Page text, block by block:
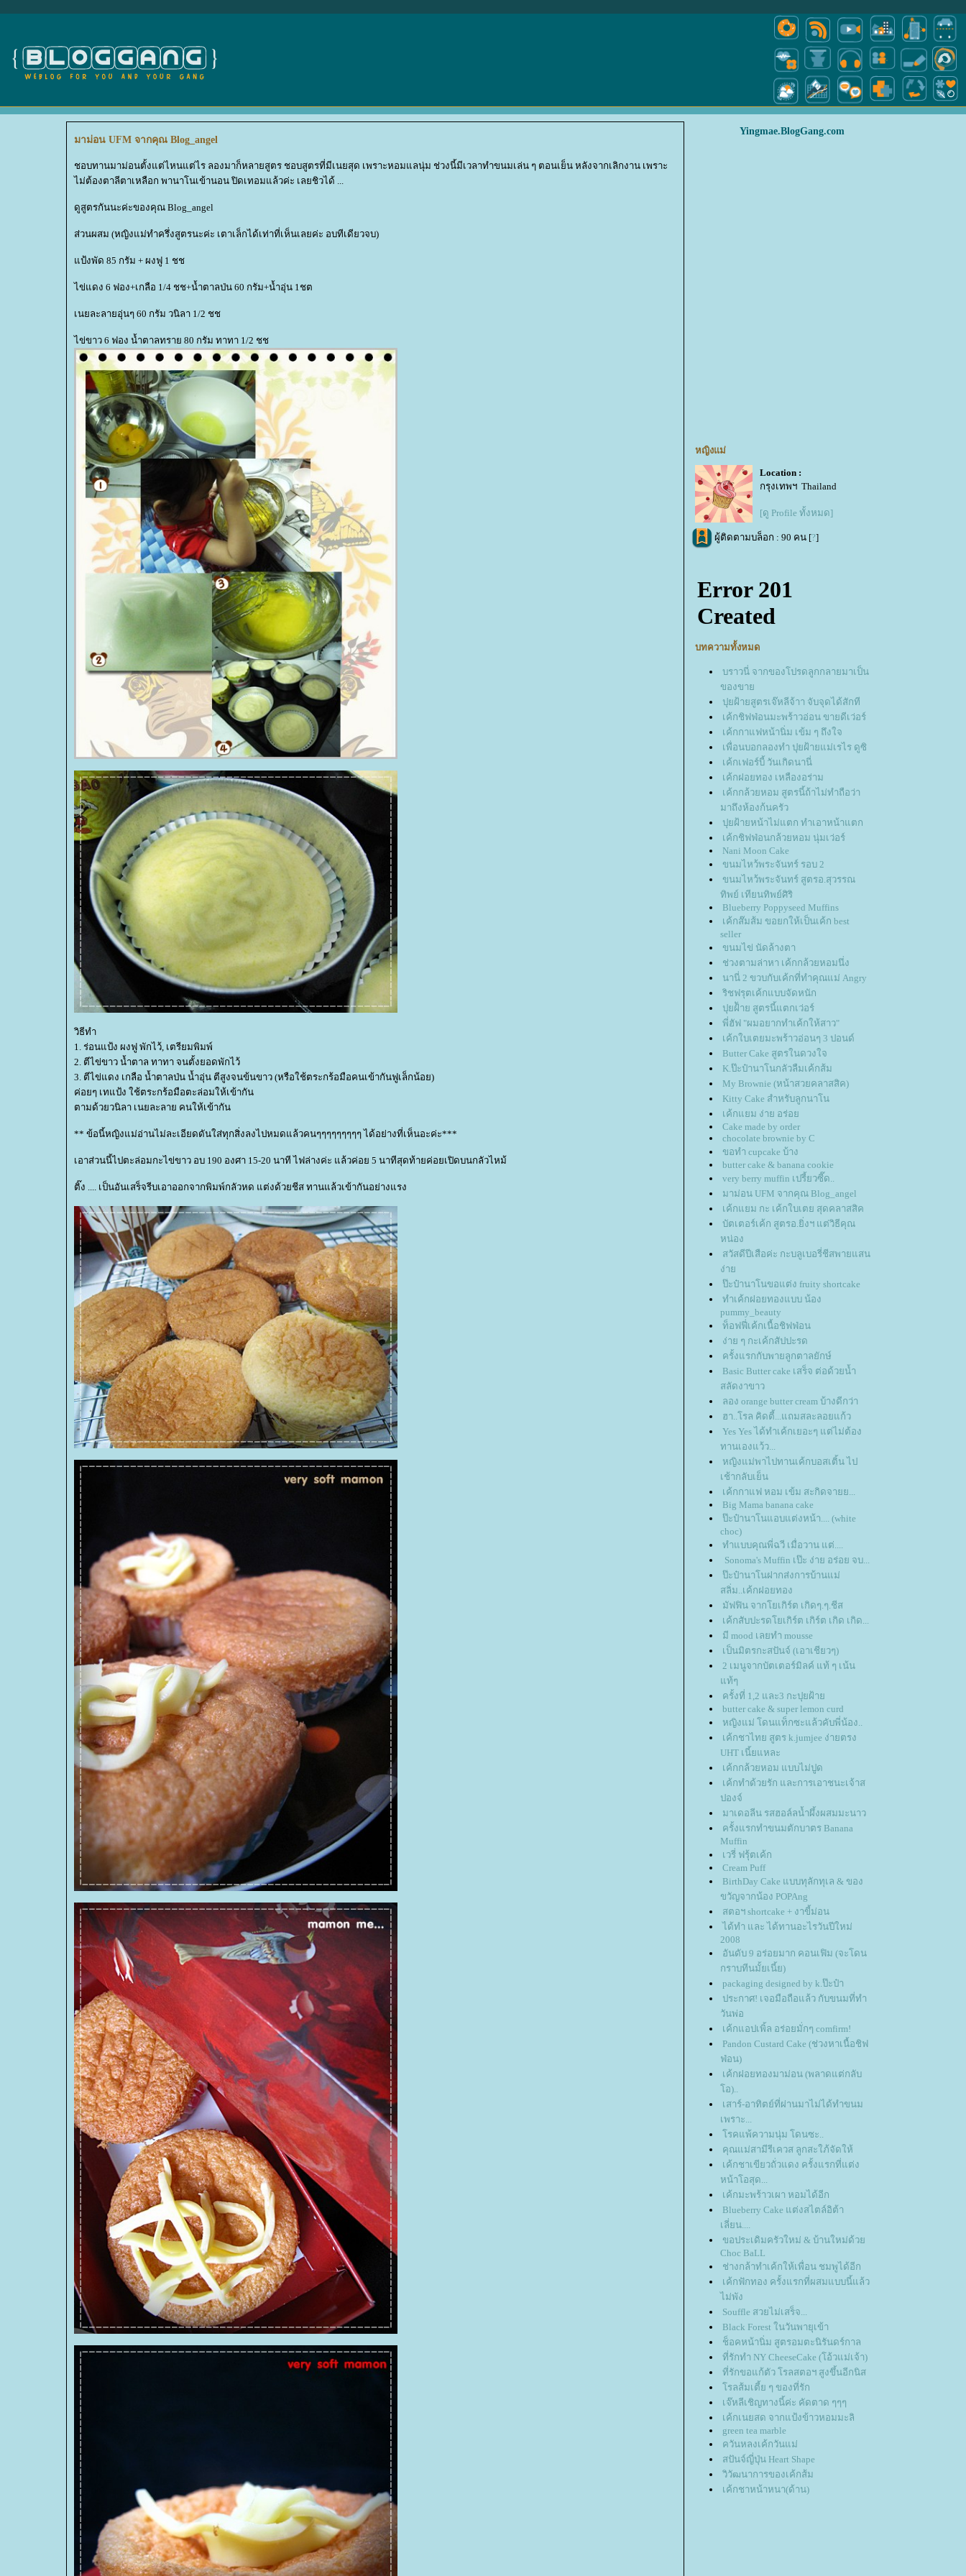
มาม่อน UFM จากคุณ Blog_angel
ชอบทานมาม่อนตั้งแต่ไหนแต่ไร ลองมาก็หลายสูตร ชอบสูตรที่มีเนยสุด เพราะหอมแลนุ่ม ช่วงนี้มีเวลาทำขนมเล่น ๆ ตอนเย็น หลังจากเลิกงาน เพราะ
ไม่ต้องตาลีตาเหลือก พานาโนเข้านอน ปิดเทอมแล้วค่ะ เลยชิวได้ ...
ดูสูตรกันนะค่ะของคุณ Blog_angel
ส่วนผสม (หญิงแม่ทำครึ่งสูตรนะค่ะ เตาเล็กได้เท่าที่เห็นเลยค่ะ อบทีเดียวจบ)
ป้งพัด 85 กรัม + ผงฟู 1 ชช
ไข่แดง 6 ฟอง+เกลือ 1/4 ชช+น้ำตาลป่น 60 กรัม+น้ำอุ่น 1ชต
เนยละลายอุ่นๆ 60 กรัม วนิลา 1/2 ชช
ไข่ขาว 6 ฟอง น้ำตาลทราย 80 กรัม ทาทา 1/2 ชช
วิธีทำ
1. ร่อนแป้ง ผงฟู พักไว้, เตรียมพิมพ์
2. ตีไข่ขาว น้ำตาล ทาทา จนตั้งยอดพักไว้
3. ตีไข่แดง เกลือ น้ำตาลป่น น้ำอุ่น ตีสูงจนข้นขาว (หรือใช้ตระกร้อมือคนเข้ากันฟูเล็กน้อย)
ค่อยๆ เทแป้ง ใช้ตระกร้อมือตะล่อมให้เข้ากัน
ตามด้วยวนิลา เนยละลาย คนให้เข้ากัน
** ข้อนี้หญิงแม่อ่านไม่ละเอียดดันใส่ทุกสิ่งลงไปหมดแล้วคนๆๆๆๆๆๆๆๆๆ ได้อย่างที่เห็นอะค่ะ***
เอาส่วนนี้ไปตะล่อมกะไข่ขาว อบ 190 องศา 15-20 นาที ไฟล่างค่ะ แล้วค่อย 5 นาทีสุดท้ายค่อยเปิดบนกลัวไหม้
ติ๊ง .... เป็นอันเสร็จรีบเอาออกจากพิมพ์กลัวหด แต่งด้วยชีส ทานแล้วเข้ากันอย่างแรง
Yingmae.BlogGang.com
หญิงแม่
Location :
กรุงเทพฯ Thailand
[ดู Profile ทั้งหมด]
ผู้ติดตามบล็อก : 90 คน [?]
บทความทั้งหมด
บราวนี่ จากของโปรดลูกกลายมาเป็น
ของขา
ปุยฝ้ายสูตรเจ๊หลีจ้าา จับจุดได้สักที
เค้กชิฟฟ่อนมะพร้าวอ่อน ขายดีเว่อร์
เค้กกาแฟหน้านิ่ม เข้ม ๆ ถึงใจ
เพื่อนบอกลองทำ ปุยฝ้ายแม่เรไร ดูซิ
เค้กเฟอร์บี้ วันเกิดนานี่
เค้กฝอยทอง เหลืองอร่าม
เค้กกล้วยหอม สูตรนี้ถ้าไม่ทำถือว่า
มาถึงห้องก้นครัว
ปุยฝ้ายหน้าไม่แตก ทำเอาหน้าแตก
เค้กชิฟฟ่อนกล้วยหอม นุ่มเว่อร์
Nani Moon Cake
ขนมไหว้พระจันทร์ รอบ 2
ขนมไหว้พระจันทร์ สูตรอ.สุวรรณ
ทิพย์ เทียนทิพย์ศิริ
Blueberry Poppyseed Muffins
เค้กส๊มส้ม ขอยกให้เป็นเค้ก best
seller
ขนมไข่ นัดล้างตา
ช่วงตามล่าหา เค้กกล้วยหอมนึ่ง
นานี่ 2 ขวบกับเค้กที่ทำคุณแม่ Angry
ริชฟรุตเค้กแบบจัดหนัก
ปุยฝ้ัาย สูตรนี้แตกเว่อร์
พี่ฮัฟ "ผมอยากทำเค้กให้สาว"
เค้กใบเตยมะพร้าวอ่อนๆ 3 ปอนด์
Butter Cake สูตรในดวงใจ
K.ป๊ะป๋านาโนกลัวลืมเค้กส้ม
My Brownie (หน้าสวยคลาสสิค)
Kitty Cake สำหรับลูกนาโน
เค้กแยม ง่าย อร่อ
Cake made by order
chocolate brownie by C
ขอทำ cupcake บ้าง
butter cake & banana cookie
very berry muffin เปรี้ยวซี๊ด..
มาม่อน UFM จากคุณ Blog_angel
เค้กแยม กะ เค้กใบเตย สุดคลาสสิค
บัตเตอร์เค้ก สูตรอ.ยิ่งฯ แต่วิธีคุณ
หน่อง
สวัสดีปีเสือค่ะ กะบลูเบอรี่ชีสพายแสน
ง่า
ป๊ะป๋านาโนขอแต่ง fruity shortcake
ทำเค้กฝอยทองแบบ น้อง
pummy_beauty
ท็อฟฟี่เค้กเนื้อชิฟฟ่อน
ง่าย ๆ กะเค้กสัปปะรด
ครั้งแรกกับพายลูกตาลยักษ์
Basic Butter cake เสร็จ ต่อด้วยน้ำ
สลัดงาขาว
ลอง orange butter cream บ้างดีกว่า
ฮา..โรล คิดตี้...แถมสละลอยแก้ว
Yes Yes ได้ทำเค้กเยอะๆ แต่ไม่ต้อง
ทานเองแว้ว...
หญิงแม่พาไปทานเค้กบอสเติ้น ไป
เช้ากลับเย็น
เค้กกาแฟ หอม เข้ม สะกิดจายย...
Big Mama banana cake
ป๊ะป๋านาโนแอบแต่งหน้า.... (white
choc)
ทำแบบคุณพี่ฉวี เมื่อวาน แต่....
Sonoma's Muffin เป๊ะ ง่าย อร่อย จบ...
ป๊ะป๋านาโนฝากส่งการบ้านแม่
สลิ่ม..เค้กฝอยทอง
มัฟฟิน จากโยเกิร์ต เกิดๆ.ๆ.ชีส
เค้กสับปะรดโยเกิร์ต เกิร์ต เกิด เกิด...
มี mood เลยทำ mousse
เป็นมิตรกะสปันจ์ (เอาเชียวๆ)
2 เมนูจากบัตเตอร์มิลค์ แท้ ๆ เน้น
ท้ๆ
ครั้งที่ 1,2 และ3 กะปุยฝ้า
butter cake & super lemon curd
หญิงแม่ โดนแท็กซะแล้วคับพี่น้อง..
เค้กชาไทย สูตร k.jumjee ง่ายตรง
UHT เนี้ยแหละ
เค้กกล้วยหอม แบบไม่ปูด
เค้กทำด้วยรัก และการเอาชนะเจ้าส
ปองจ์
มาเดอลีน รสฮอล์ลน้ำผึ้งผสมมะนาว
ครั้งแรกทำขนมตักบาตร Banana
Muffin
เวรี่ ฟรุ้ตเค้ก
Cream Puff
BirthDay Cake แบบทุลักทุเล & ของ
ขวัญจากน้อง POPAng
สตอฯ shortcake + งาขี้ม่อน
ได้ทำ และ ได้ทานอะไรวันปีใหม่
2008
อันดับ 9 อร่อยมาก คอนเฟิม (จะโดน
กราบทีนมั้ยเนี้ย)
packaging designed by k.ป๊ะป๋า
ประกาศ! เจอมือถือแล้ว กับขนมที่ทำ
วันพ่อ
เค้กแอปเพิ้ล อร่อยมั่กๆ comfirm!
Pandon Custard Cake (ช่วงหาเนื้อชิฟ
ฟ่อน)
เค้กฝอยทองมาม่อน (พลาดแต่กลับ
อ)..
เสาร์-อาทิตย์ที่ผ่านมาไม่ได้ทำขนม
เพราะ...
รคแพ้ความนุ่ม โดนซะ..
คุณแม่สามีรีเควส ลูกสะใภ้จัดให้
เค้กชาเขียวถั่วแดง ครั้งแรกที่แต่ง
หน้าโอสุด...
เค้กมะพร้าวเผา หอมได้อีก
Blueberry Cake แต่งสไตล์อิต้า
เลี่ยน....
ขอประเดิมครัวใหม่ & บ้านใหม่ด้ว
Choc BaLL
ช่างกล้าทำเค้กให้เพื่อน ชมพูได้อีก
เค้กฟักทอง ครั้งแรกที่ผสมแบบนี้แล้ว
ไม่พัง
Souffle สวยไม่เสร็จ...
Black Forest ในวันพายุเข้า
ช็อคหน้านิ่ม สูตรอมตะนิรันดร์กาล
ที่รักทำ NY CheeseCake (โอ้วแม่เจ้า)
ที่รักขอแก้ตัว โรลสตอฯ สูงขึ้นอีกนิส
รลส้มเตี้ย ๆ ของที่รัก
เจ๊หลีเชิญทางนี้ค่ะ คัดตาด ๆๆๆ
เค้กเนยสด จากแป้งข้าวหอมมะลิ
green tea marble
ควันหลงเค้กวันแม่
สปันจ์ญี่ปุ่น Heart Shape
วิวัฒนาการของเค้กส้ม
เค้กชาหน้าหนา(ด้าน)